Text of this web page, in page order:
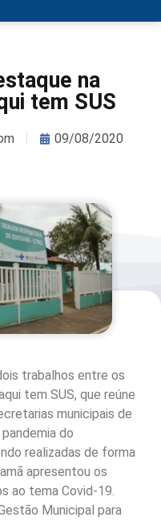
na
tem SUS
09/08/2020
trabalhos entre os
tem SUS, que reúne
municipais de
do
realizadas de forma
apresentou os
ao tema Covid-19.
Municipal para